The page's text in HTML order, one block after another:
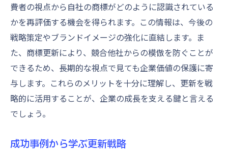
費者の視点から自社の商標がどのように認識されている
かを再評価する機会を得られます。この情報は、今後の
戦略策定やブランドイメージの強化に直結します。ま
た、商標更新により、競合他社からの模倣を防ぐことが
できるため、長期的な視点で見ても企業価値の保護に寄
与します。これらのメリットを十分に理解し、更新を戦
略的に活用することが、企業の成長を支える鍵と言える
でしょう。
成功事例から学ぶ更新戦略